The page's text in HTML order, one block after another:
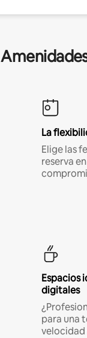
La
Elige las
reserva
Espacios
digitales
para una
velocidad